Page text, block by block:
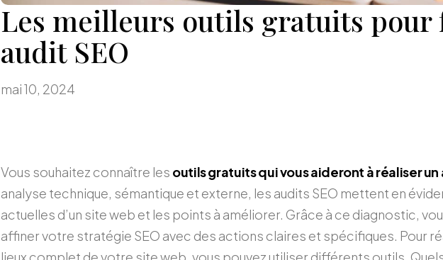
Les meilleurs outils gratuits pour
audit SEO
mai 10, 2024
Vous souhaitez connaître les outils gratuits qui vous aideront à réaliser un
analyse technique, sémantique et externe, les audits SEO mettent en
actuelles d’un site web et les points à améliorer. Grâce à ce diagnostic,
affiner votre stratégie SEO avec des actions claires et spécifiques. Pour